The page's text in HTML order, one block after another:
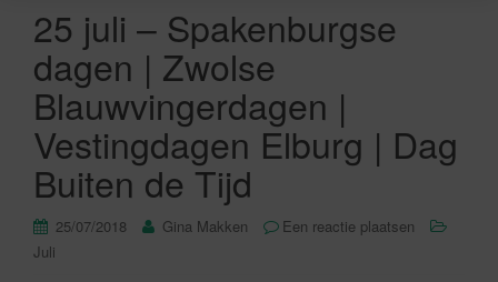
25 juli – Spakenburgse
dagen | Zwolse
Blauwvingerdagen |
Vestingdagen Elburg | Dag
Buiten de Tijd
25/07/2018 Gina Makken
Een reactie plaatsen
Juli